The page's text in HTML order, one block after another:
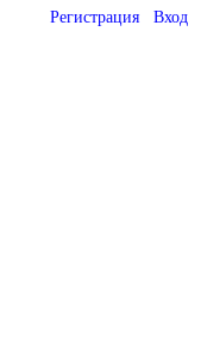
Регистрация Вход